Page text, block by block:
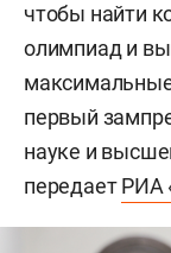
чтобы найти
олимпиад и
первый
науке и
передаетРИА